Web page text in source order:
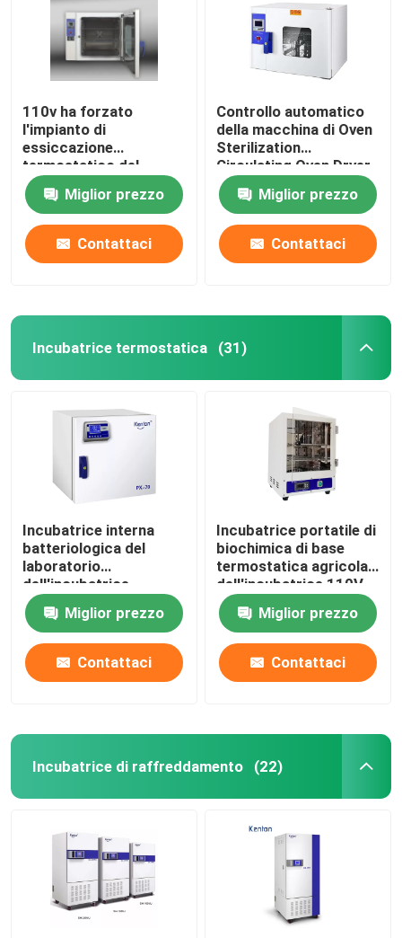
110v ha forzato
l'impianto di
essiccazione
termostatico del
laboratorio del forno
60Hz dell'essicazione
per convezione
Miglior prezzo
Contattaci
Controllo automatico
della macchina di Oven
Sterilization
Circulating Oven Dryer
dell'aria calda di DHG
Miglior prezzo
Contattaci
Incubatrice termostatica (31)
Incubatrice interna
batteriologica del
laboratorio
dell'incubatrice
SUS304 di alta
precisioneMiglior prezzo
Contattaci
Incubatrice portatile di
biochimica di base
termostatica agricola
dell'incubatrice 110V
220V
Miglior prezzo
Contattaci
Incubatrice di raffreddamento (22)